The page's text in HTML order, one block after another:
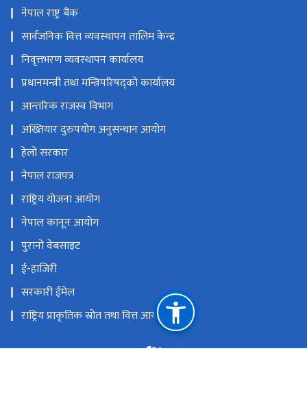
नेपाल राष्ट्र बैंक
सार्वजनिक वित्त व्यवस्थापन तालिम केन्द्र
निवृत्तभरण व्यवस्थापन कार्यालय
प्रधानमन्त्री तथा मन्त्रिपरिषद्को कार्यालय
आन्तरिक राजस्व विभाग
अख्तियार दुरुपयोग अनुसन्धान आयोग
हेलो सरकार
नेपाल राजपत्र
राष्ट्रिय योजना आयोग
नेपाल कानून आयोग
पुरानो वेबसाइट
ई-हाजिरी
सरकारी ईमेल
राष्ट्रिय प्राकृतिक स्रोत तथा वित्त आयोग